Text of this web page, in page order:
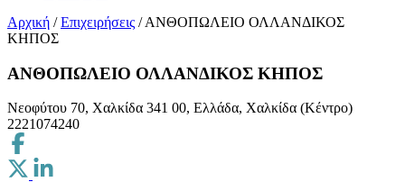
Αρχική / Επιχειρήσεις / ΑΝΘΟΠΩΛΕΙΟ ΟΛΛΑΝΔΙΚΟΣ
ΚΗΠΟΣ
ΑΝΘΟΠΩΛΕΙΟ ΟΛΛΑΝΔΙΚΟΣ ΚΗΠΟΣ
Νεοφύτου 70, Χαλκίδα 341 00, Ελλάδα, Χαλκίδα (Κέντρο)
2221074240